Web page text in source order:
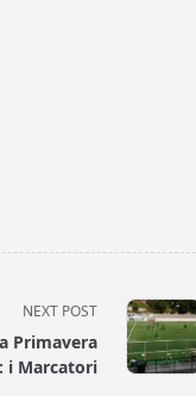
NEXT POST
Primavera
i Marcatori